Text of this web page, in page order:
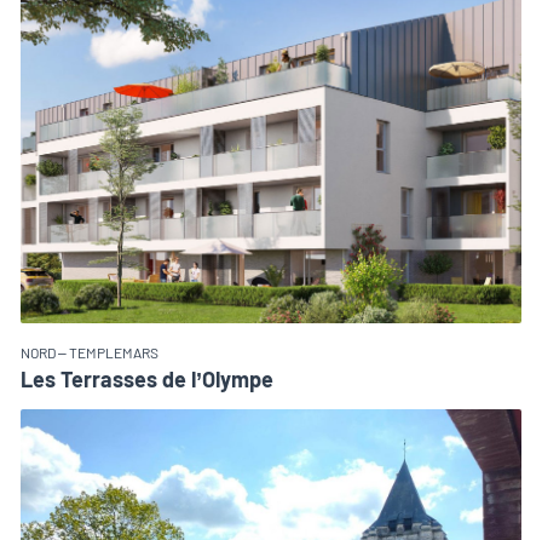
NORD – TEMPLEMARS
Les Terrasses de l’Olympe